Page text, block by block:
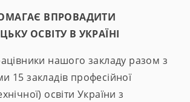
ВПРОВАДИТИ
ОСВІТУ В УКРАЇНІ
нашого закладу разом з
15 закладів професійної
освіти України з